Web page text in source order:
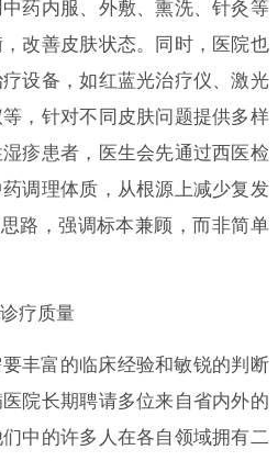
药内服、外敷、熏洗、针灸等
改善皮肤状态。同时，医院也
设备，如红蓝光治疗仪、激光
，针对不同皮肤问题提供多样
疹患者，医生会先通过西医检
调理体质，从根源上减少复发
路，强调标本兼顾，而非简单
疗质量
丰富的临床经验和敏锐的判断
院长期聘请多位来自省内外的
中的许多人在各自领域拥有二